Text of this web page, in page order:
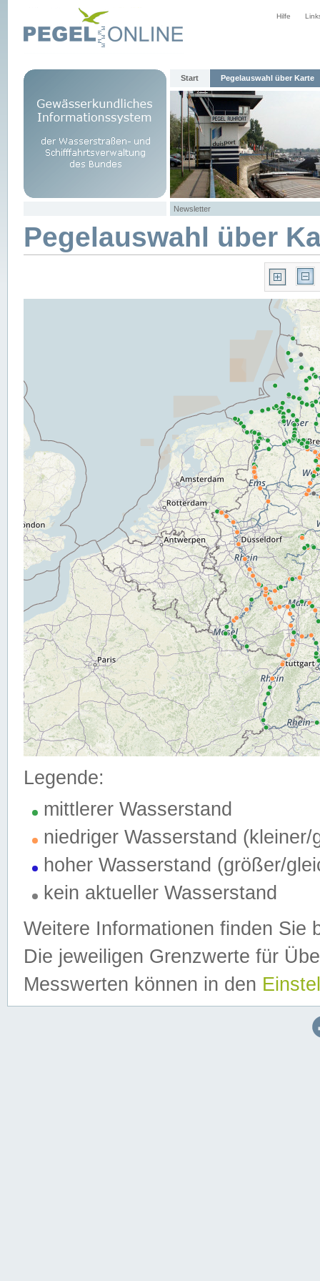
Hilfe
Start Pegelauswahl über Karte
Newsletter
Pegelauswahl über
Legende:
mittlerer Wasserstand
niedriger Wasserstand (kleiner/
hoher Wasserstand (größer/
kein aktueller Wasserstand
Weitere Informationen finden Sie
Die jeweiligen Grenzwerte für
Messwerten können in den